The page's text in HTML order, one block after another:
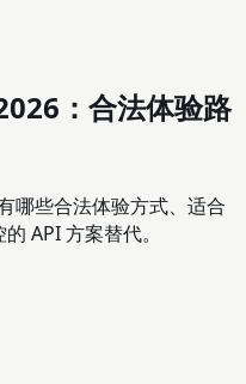
：合法体验路
哪些合法体验方式、适合
API 方案替代。